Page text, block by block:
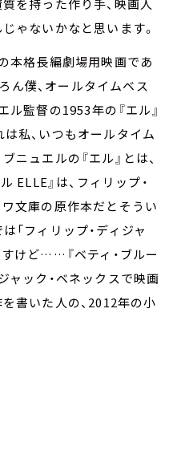
ゃないかなと思います。
本格長編劇場用映画であ
ん僕、オールタイムベス
ル監督の1953年の『エル』
私、いつもオールタイム
ニュエルの『エル』とは、
ELLE』は、フィリップ・
文庫の原作本だとそうい
「フィリップ・ディジャ
けど……『ベティ・ブルー
ャック・ベネックスで映画
書いた人の、2012年の小